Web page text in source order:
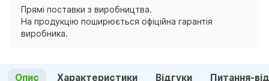
Прямі поставки з виробництва.
На продукцію поширюється офіційна гарантія
виробника.
Опис Характеристики Відгуки Питання-